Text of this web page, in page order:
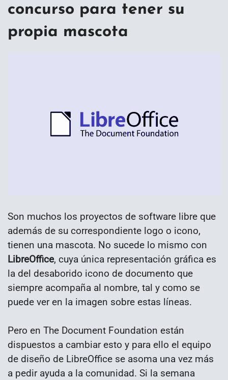
concurso para tener su
propia mascota
Son muchos los proyectos de software libre que
además de su correspondiente logo o icono,
tienen una mascota. No sucede lo mismo con
LibreOffice, cuya única representación gráfica es
la del desaborido icono de documento que
siempre acompaña al nombre, tal y como se
puede ver en la imagen sobre estas líneas.
Pero en The Document Foundation están
dispuestos a cambiar esto y para ello el equipo
de diseño de LibreOffice se asoma una vez más
a pedir ayuda a la comunidad. Si la semana